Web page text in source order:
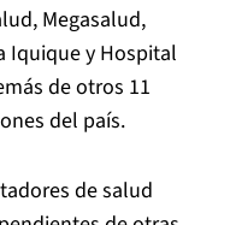
Megasalud,
Iquique y Hospital
de otros 11
del país.
de salud